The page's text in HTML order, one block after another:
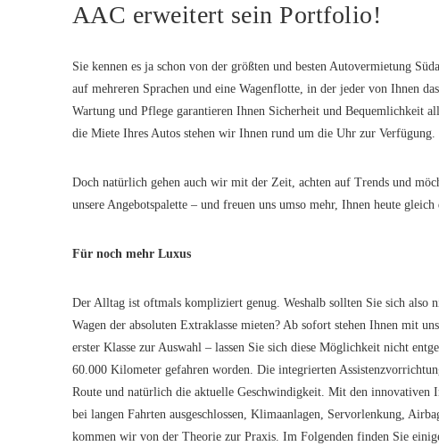
AAC erweitert sein Portfolio!
Sie kennen es ja schon von der größten und besten Autovermietung
auf mehreren Sprachen und eine Wagenflotte, in der jeder von Ihnen
Wartung und Pflege garantieren Ihnen Sicherheit und Bequemlichkeit
die Miete Ihres Autos stehen wir Ihnen rund um die Uhr zur Verfügung.
Doch natürlich gehen auch wir mit der Zeit, achten auf Trends und
unsere Angebotspalette – und freuen uns umso mehr, Ihnen heute
Für noch mehr Luxus
Der Alltag ist oftmals kompliziert genug. Weshalb sollten Sie sich also
Wagen der absoluten Extraklasse mieten? Ab sofort stehen Ihnen mit
erster Klasse zur Auswahl – lassen Sie sich diese Möglichkeit nicht
60.000 Kilometer gefahren worden. Die integrierten
Route und natürlich die aktuelle Geschwindigkeit. Mit den
bei langen Fahrten ausgeschlossen, Klimaanlagen, Servorlenkung,
kommen wir von der Theorie zur Praxis. Im Folgenden finden Sie